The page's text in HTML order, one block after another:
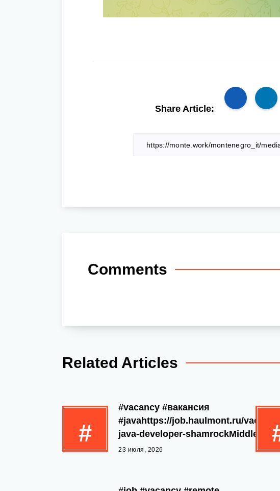
Share Article:
Comments
Related Articles
#
#vacancy #вакансия
#javahttps://job.haulmont.ru/
java-developer-shamrockMiddle […]
23 июля, 2026